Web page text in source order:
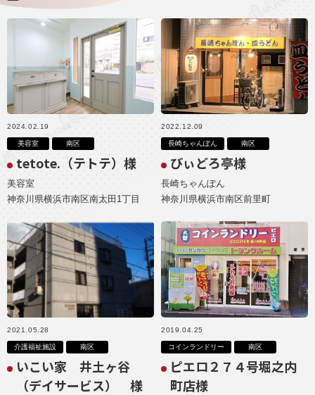
2024.02.19
美容室 南区
tetote.（テトテ）様
美容室
神奈川県横浜市南区南太田1丁目
2022.12.09
長崎ちゃんぽん 南区
びぃどろ亭様
長崎ちゃんぽん
神奈川県横浜市南区前里町
2021.05.28
介護福祉施設 南区
いこい家 井土ヶ谷
（デイサービス） 様
2019.04.25
コインランドリー 南区
ピエロ２７４号堀之内
町店様